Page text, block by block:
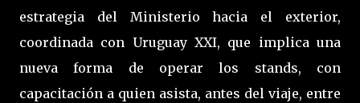
estrategia del Ministerio hacia el exterior,
coordinada con Uruguay XXI, que implica una
nueva forma de operar los stands, con
capacitación a quien asista, antes del viaje, entre